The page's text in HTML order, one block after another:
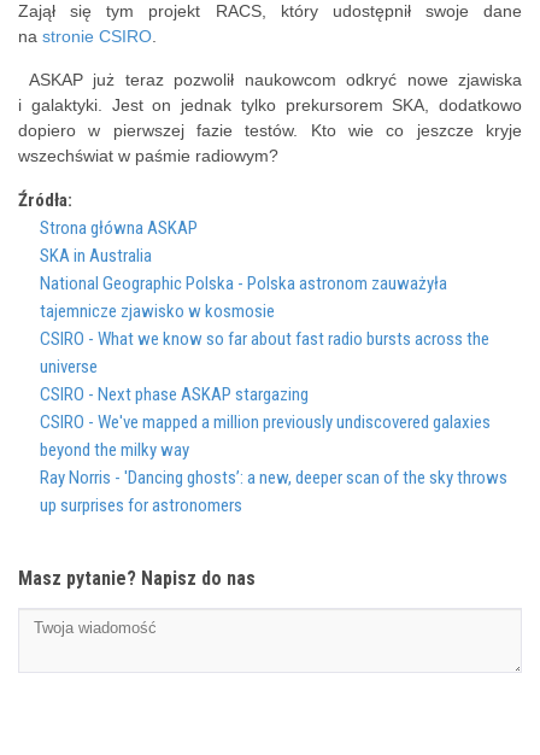
Zajął się tym projekt RACS, który udostępnił swoje dane
na stronie CSIRO
ASKAP już teraz pozwolił naukowcom odkryć nowe zjawiska
i galaktyki. Jest on jednak tylko prekursorem SKA, dodatkowo
dopiero w pierwszej fazie testów. Kto wie co jeszcze kryje
wszechświat w paśmie radiowym?
Źródła:
Strona główna ASKAP
SKA in Australia
National Geographic Polska - Polska astronom zauważyła
tajemnicze zjawisko w kosmosie
CSIRO - What we know so far about fast radio bursts across the
universe
CSIRO - Next phase ASKAP stargazing
CSIRO - We've mapped a million previously undiscovered galaxies
beyond the milky way
Ray Norris - 'Dancing ghosts’: a new, deeper scan of the sky throws
up surprises for astronomers
Masz pytanie? Napisz do nas